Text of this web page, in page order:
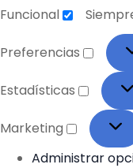
Funcional
Preferencias
Estadísticas
Marketing
Administrar